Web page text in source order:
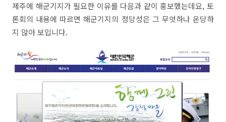
제주에 해군기지가 필요한 이유를 다음과 같이 홍보했는데요, 토
론회의 내용에 따르면 해군기지의 정당성은 그 무엇하나 온당하
지 않아 보입니다.